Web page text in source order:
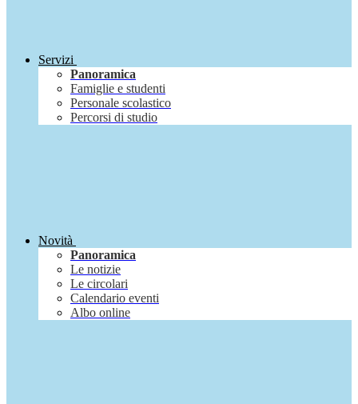
Servizi
Panoramica
Famiglie e studenti
Personale scolastico
Percorsi di studio
Novità
Panoramica
Le notizie
Le circolari
Calendario eventi
Albo online